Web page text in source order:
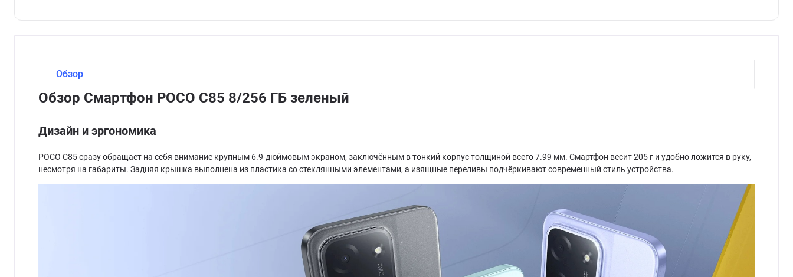
Обзор
Обзор Смартфон POCO C85 8/256 ГБ зеленый
Дизайн и эргономика
POCO C85 сразу обращает на себя внимание крупным 6.9-дюймовым экраном, заключённым в тонкий корпус толщиной всего 7.99 мм. Смартфон весит 205 г и удобно ложится в руку,
несмотря на габариты. Задняя крышка выполнена из пластика со стеклянными элементами, а изящные переливы подчёркивают современный стиль устройства.